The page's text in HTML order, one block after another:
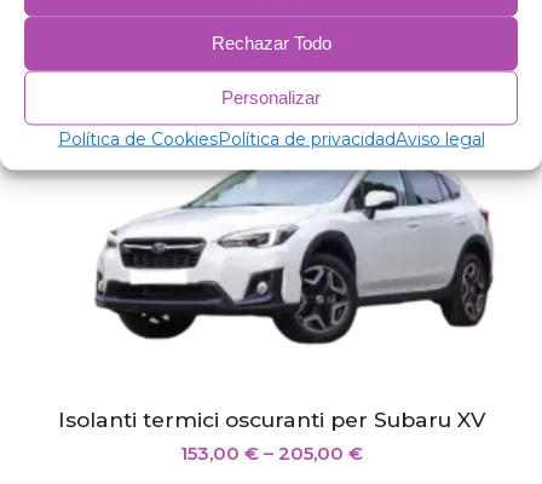
Rechazar Todo
Personalizar
Política de CookiesPolítica de privacidadAviso legal
153,00€ – 205,00€
Isolanti termici oscuranti per Subaru XV
153,00 € – 205,00 €